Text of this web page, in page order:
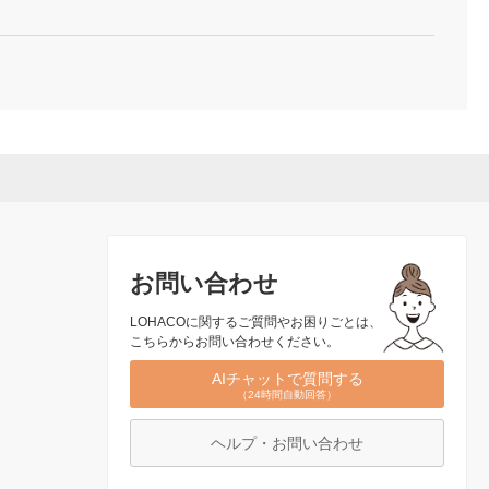
お問い合わせ
LOHACOに関するご質問やお困りごとは、
こちらからお問い合わせください。
AIチャットで質問する
（24時間自動回答）
ヘルプ・お問い合わせ